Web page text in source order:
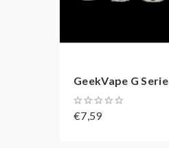
E-Mail:
GeekVape G
€7,59